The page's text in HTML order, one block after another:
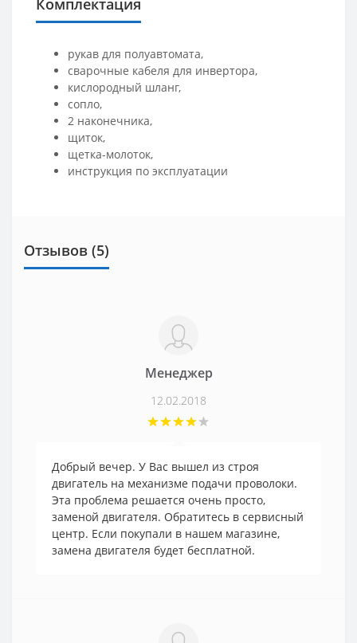
рукав для полуавтомата,
сварочные кабеля для инвертора,
кислородный шланг,
сопло,
2 наконечника,
щиток,
щетка-молоток,
инструкция по эксплуатации
Отзывов (5)
Менеджер
12.02.2018
Добрый вечер. У Вас вышел из строя
двигатель на механизме подачи проволоки.
Эта проблема решается очень просто,
заменой двигателя. Обратитесь в сервисный
центр. Если покупали в нашем магазине,
замена двигателя будет бесплатной.